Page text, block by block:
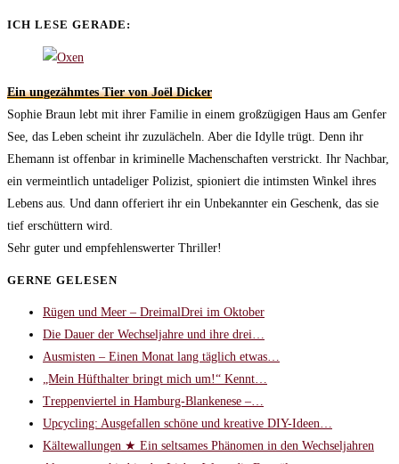
ICH LESE GERADE:
Ein ungezähmtes Tier von Joël Dicker
Sophie Braun lebt mit ihrer Familie in einem großzügigen Haus am Genfer
See, das Leben scheint ihr zuzulächeln. Aber die Idylle trügt. Denn ihr
Ehemann ist offenbar in kriminelle Machenschaften verstrickt. Ihr Nachbar,
ein vermeintlich untadeliger Polizist, spioniert die intimsten Winkel ihres
Lebens aus. Und dann offeriert ihr ein Unbekannter ein Geschenk, das sie
tief erschüttern wird.
Sehr guter und empfehlenswerter Thriller!
GERNE GELESEN
Rügen und Meer – DreimalDrei im Oktober
Die Dauer der Wechseljahre und ihre drei…
Ausmisten – Einen Monat lang täglich etwas…
„Mein Hüfthalter bringt mich um!“ Kennt…
Treppenviertel in Hamburg-Blankenese –…
Upcycling: Ausgefallen schöne und kreative DIY-Ideen…
Kältewallungen ★ Ein seltsames Phänomen in den Wechseljahren